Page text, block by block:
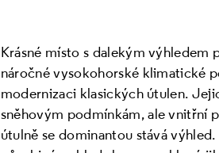
Krásné místo s dalekým výhledem
náročné vysokohorské klimatické
modernizaci klasických útulen.
sněhovým podmínkám, ale vnitřní
útulně se dominantou stává